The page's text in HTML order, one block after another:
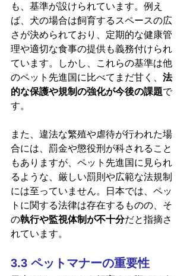
も、基準が設けられています。例え
ば、犬の場合は飼育するスペースの広
さが決められており、定期的な健康管
理や適切な食事の提供も義務付けられ
ています。しかし、これらの基準は他
のペット先進国に比べてまだ甘く、 法
的な保護や規制の強化が今後の課題で
す。
また、違法な繁殖や虐待が行われた場
合には、罰金や懲役刑が科されること
もありますが、ペット先進国に見られ
るような、厳しい罰則や広範な法規制
には至っていません。日本では、ペッ
トに関する法律は存在するものの、そ
の執行や監視体制が不十分だと指摘さ
れています。
3.3 ペットマナーの重要性